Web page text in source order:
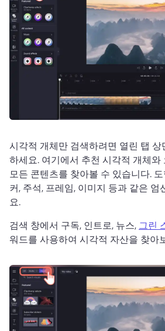
시각적 개체만 검색하려면 열린 탭 상
하세요. 여기에서 추천 시각적 개체와
모든 콘텐츠를 찾아볼 수 있습니다.
커, 주석, 프레임, 이미지 등과 같은 엄
요.
검색 창에서 구독, 인트로, 뉴스, 그린
워드를 사용하여 시각적 자산을 찾아